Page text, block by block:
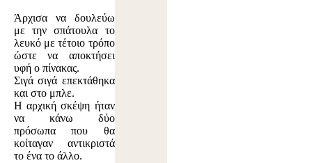
Άρχισα να δουλεύω
με την σπάτουλα το
λευκό με τέτοιο τρόπο
ώστε να αποκτήσει
υφή ο πίνακας.
Σιγά σιγά επεκτάθηκα
και στο μπλε.
Η αρχική σκέψη ήταν
να κάνω δύο
πρόσωπα που θα
κοίταγαν αντικριστά
το ένα το άλλο.